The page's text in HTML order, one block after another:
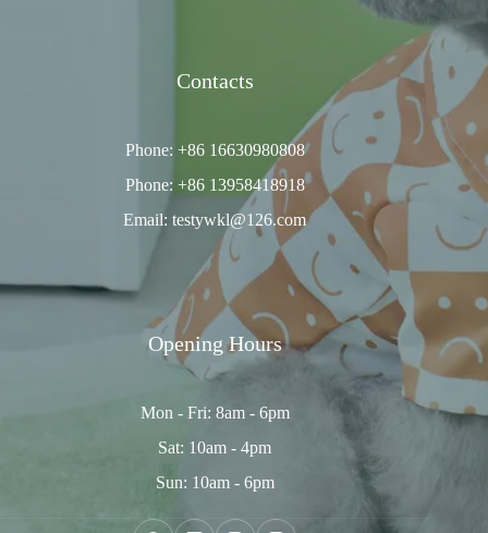
Contacts
Phone: +86 16630980808
Phone: +86 13958418918
Email: testywkl@126.com
Opening Hours
Mon - Fri: 8am - 6pm
Sat: 10am - 4pm
Sun: 10am - 6pm